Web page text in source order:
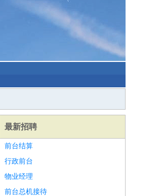
最新招聘
前台结算
行政前台
物业经理
前台总机接待